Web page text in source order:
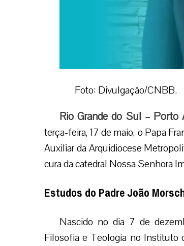
Foto: Divulgação/CNBB.
Rio Grande do Sul – Porto
terça-feira, 17 de maio, o Papa
Auxiliar da Arquidiocese
cura da catedral Nossa Senhora
Estudos do Padre João
Nascido no dia 7 de
Filosofia e Teologia no Instituto